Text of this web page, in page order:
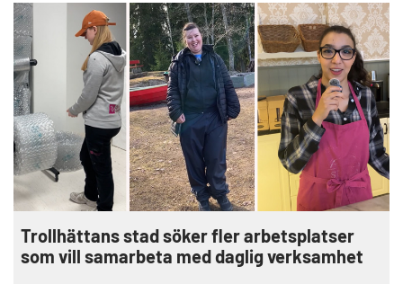
Trollhättans stad söker fler arbetsplatser
som vill samarbeta med daglig verksamhet